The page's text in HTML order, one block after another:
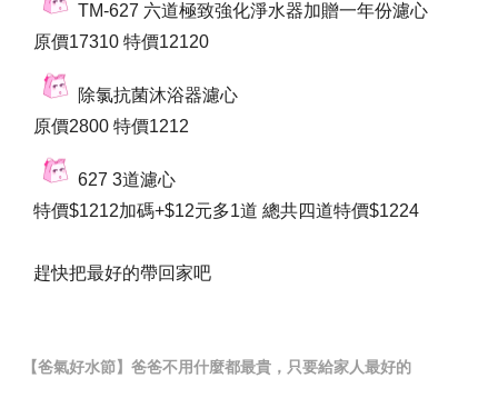
TM-627 六道極致強化淨水器加贈一年份濾心
原價17310 特價12120
除氯抗菌沐浴器濾心
原價2800 特價1212
627 3道濾心
特價$1212加碼+$12元多1道 總共四道特價$1224
趕快把最好的帶回家吧
【爸氣好水節】爸爸不用什麼都最貴，只要給家人最好的